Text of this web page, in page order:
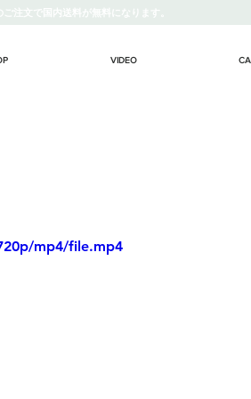
注文で国内送料が無料になります。
VIDEO
mp4/file.mp4